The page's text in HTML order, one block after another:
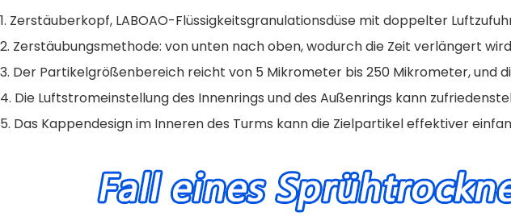
1. Zerstäuberkopf, LABOAO-Flüssigkeitsgranulationsdüse mit doppelter
2. Zerstäubungsmethode: von unten nach oben, wodurch die Zeit verlängert
3. Der Partikelgrößenbereich reicht von 5 Mikrometer bis 250 Mikrometer, und
4. Die Luftstromeinstellung des Innenrings und des Außenrings kann
5. Das Kappendesign im Inneren des Turms kann die Zielpartikel effektiver